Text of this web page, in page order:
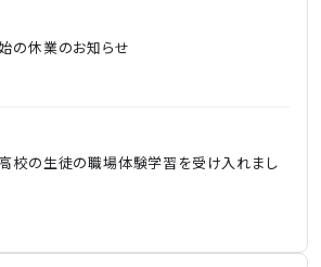
の休業のお知らせ
校の生徒の職場体験学習を受け入れまし